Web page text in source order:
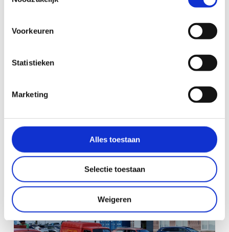
Voorkeuren
Statistieken
Marketing
Alles toestaan
Selectie toestaan
Weigeren
Nyborgerlant!